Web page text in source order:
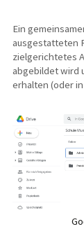
Ein
ausgestatteten
zielgerichtetes
abgebildet wird
erhalten (oder